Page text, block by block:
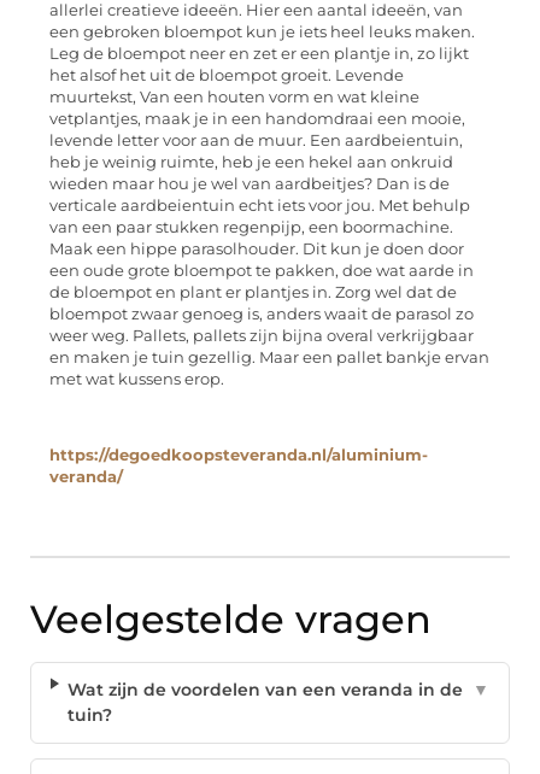
allerlei creatieve ideeën. Hier een aantal ideeën, van
een gebroken bloempot kun je iets heel leuks maken.
Leg de bloempot neer en zet er een plantje in, zo lijkt
het alsof het uit de bloempot groeit. Levende
muurtekst, Van een houten vorm en wat kleine
vetplantjes, maak je in een handomdraai een mooie,
levende letter voor aan de muur. Een aardbeientuin,
heb je weinig ruimte, heb je een hekel aan onkruid
wieden maar hou je wel van aardbeitjes? Dan is de
verticale aardbeientuin echt iets voor jou. Met behulp
van een paar stukken regenpijp, een boormachine.
Maak een hippe parasolhouder. Dit kun je doen door
een oude grote bloempot te pakken, doe wat aarde in
de bloempot en plant er plantjes in. Zorg wel dat de
bloempot zwaar genoeg is, anders waait de parasol zo
weer weg. Pallets, pallets zijn bijna overal verkrijgbaar
en maken je tuin gezellig. Maar een pallet bankje ervan
met wat kussens erop.
https://degoedkoopsteveranda.nl/aluminium-
veranda/
Veelgestelde vragen
Wat zijn de voordelen van een veranda in de
tuin?
▼